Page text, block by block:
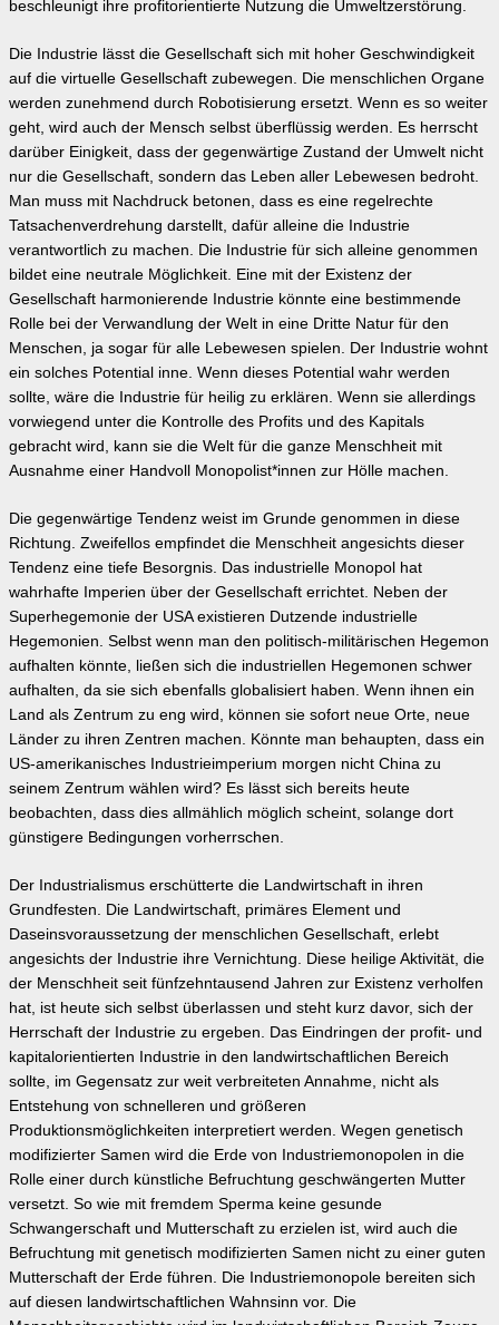
beschleunigt ihre profitorientierte Nutzung die Umweltzerstörung.
Die Industrie lässt die Gesellschaft sich mit hoher Geschwindigkeit
auf die virtuelle Gesellschaft zubewegen. Die menschlichen Organe
werden zunehmend durch Robotisierung ersetzt. Wenn es so weiter
geht, wird auch der Mensch selbst überflüssig werden. Es herrscht
darüber Einigkeit, dass der gegenwärtige Zustand der Umwelt nicht
nur die Gesellschaft, sondern das Leben aller Lebewesen bedroht.
Man muss mit Nachdruck betonen, dass es eine regelrechte
Tatsachenverdrehung darstellt, dafür alleine die Industrie
verantwortlich zu machen. Die Industrie für sich alleine genommen
bildet eine neutrale Möglichkeit. Eine mit der Existenz der
Gesellschaft harmonierende Industrie könnte eine bestimmende
Rolle bei der Verwandlung der Welt in eine Dritte Natur für den
Menschen, ja sogar für alle Lebewesen spielen. Der Industrie wohnt
ein solches Potential inne. Wenn dieses Potential wahr werden
sollte, wäre die Industrie für heilig zu erklären. Wenn sie allerdings
vorwiegend unter die Kontrolle des Profits und des Kapitals
gebracht wird, kann sie die Welt für die ganze Menschheit mit
Ausnahme einer Handvoll Monopolist*innen zur Hölle machen.
Die gegenwärtige Tendenz weist im Grunde genommen in diese
Richtung. Zweifellos empfindet die Menschheit angesichts dieser
Tendenz eine tiefe Besorgnis. Das industrielle Monopol hat
wahrhafte Imperien über der Gesellschaft errichtet. Neben der
Superhegemonie der USA existieren Dutzende industrielle
Hegemonien. Selbst wenn man den politisch-militärischen Hegemon
aufhalten könnte, ließen sich die industriellen Hegemonen schwer
aufhalten, da sie sich ebenfalls globalisiert haben. Wenn ihnen ein
Land als Zentrum zu eng wird, können sie sofort neue Orte, neue
Länder zu ihren Zentren machen. Könnte man behaupten, dass ein
US-amerikanisches Industrieimperium morgen nicht China zu
seinem Zentrum wählen wird? Es lässt sich bereits heute
beobachten, dass dies allmählich möglich scheint, solange dort
günstigere Bedingungen vorherrschen.
Der Industrialismus erschütterte die Landwirtschaft in ihren
Grundfesten. Die Landwirtschaft, primäres Element und
Daseinsvoraussetzung der menschlichen Gesellschaft, erlebt
angesichts der Industrie ihre Vernichtung. Diese heilige Aktivität, die
der Menschheit seit fünfzehntausend Jahren zur Existenz verholfen
hat, ist heute sich selbst überlassen und steht kurz davor, sich der
Herrschaft der Industrie zu ergeben. Das Eindringen der profit- und
kapitalorientierten Industrie in den landwirtschaftlichen Bereich
sollte, im Gegensatz zur weit verbreiteten Annahme, nicht als
Entstehung von schnelleren und größeren
Produktionsmöglichkeiten interpretiert werden. Wegen genetisch
modifizierter Samen wird die Erde von Industriemonopolen in die
Rolle einer durch künstliche Befruchtung geschwängerten Mutter
versetzt. So wie mit fremdem Sperma keine gesunde
Schwangerschaft und Mutterschaft zu erzielen ist, wird auch die
Befruchtung mit genetisch modifizierten Samen nicht zu einer guten
Mutterschaft der Erde führen. Die Industriemonopole bereiten sich
auf diesen landwirtschaftlichen Wahnsinn vor. Die